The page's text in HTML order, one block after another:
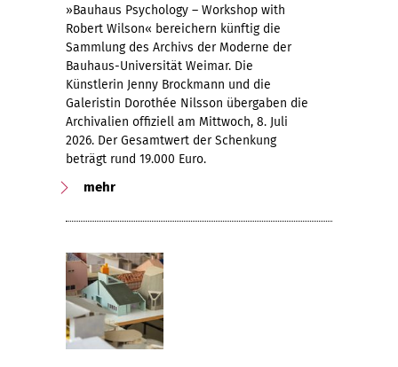
»Bauhaus Psychology – Workshop with
Robert Wilson« bereichern künftig die
Sammlung des Archivs der Moderne der
Bauhaus-Universität Weimar. Die
Künstlerin Jenny Brockmann und die
Galeristin Dorothée Nilsson übergaben die
Archivalien offiziell am Mittwoch, 8. Juli
2026. Der Gesamtwert der Schenkung
beträgt rund 19.000 Euro.
mehr